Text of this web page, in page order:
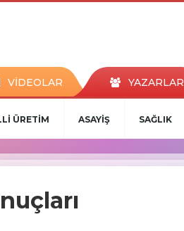
VİDEOLAR YAZARLAR
ÜRETİM ASAYİŞ SAĞLIK